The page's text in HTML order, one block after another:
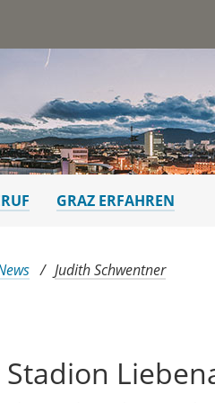
GRAZ ERFAHREN
Judith Schwentner